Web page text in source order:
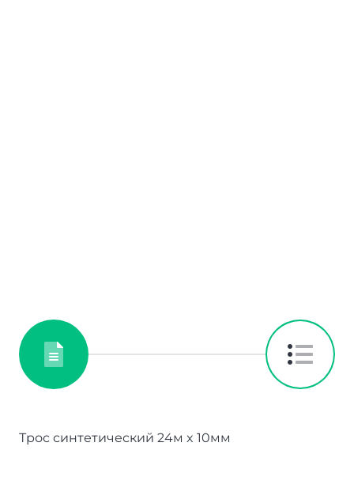
Трос синтетический 24м x 10мм